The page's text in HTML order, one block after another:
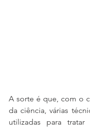
A sorte é que, com o
da ciência, várias
utilizadas para